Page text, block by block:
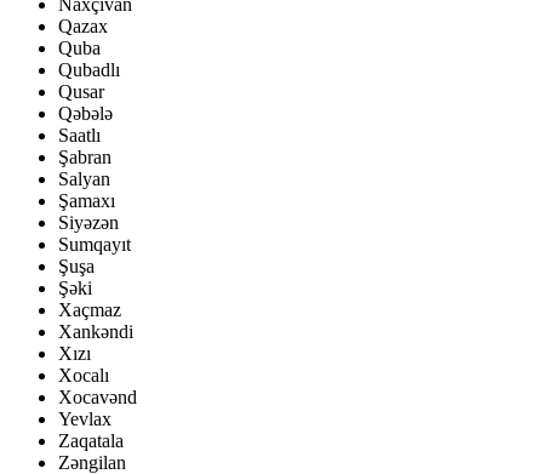
Naxçıvan
Qazax
Quba
Qubadlı
Qusar
Qəbələ
Saatlı
Şabran
Salyan
Şamaxı
Siyəzən
Sumqayıt
Şuşa
Şəki
Xaçmaz
Xankəndi
Xızı
Xocalı
Xocavənd
Yevlax
Zaqatala
Zəngilan